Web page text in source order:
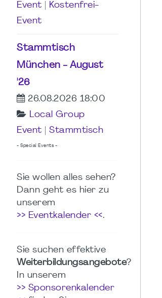
Event
Kostenfrei-
Event
Stammtisch
München - August
'26
26.08.2026 18:00
Local Group
Event
Stammtisch
- Special Events -
Sie wollen alles sehen?
Dann geht es hier zu
unserem
>> Eventkalender <<.
Sie suchen effektive
Weiterbildungsangebote?
In unserem
>> Sponsorenkalender